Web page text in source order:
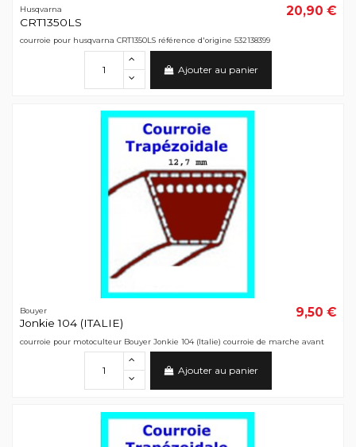
Husqvarna
CRT1350LS
20,90 €
courroie pour husqvarna CRT1350LS référence d'origine 532138399
Ajouter au panier
Bouyer
Jonkie 104 (ITALIE)
9,50 €
courroie pour motoculteur Bouyer Jonkie 104 (Italie) courroie de marche avant
Ajouter au panier